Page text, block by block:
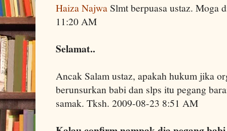
Haiza NajwaSlmt berpuasa ustaz. Moga
11:20 AM
Selamat..
Ancak Salam ustaz, apakah hukum jika
berunsurkan babi dan slps itu pegang
samak. Tksh. 2009-08-23 8:51 AM